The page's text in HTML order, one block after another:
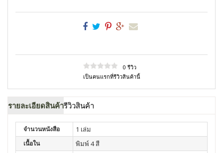
0 รีวิว
เป็นคนแรกที่รีวิวสินค้านี้
รายละเอียดสินค้ารีวิวสินค้า
จำนวนหนังสือ 1 เล่ม
เนื้อใน พิมพ์ 4 สี